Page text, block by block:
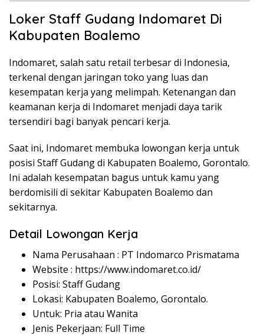
Loker Staff Gudang Indomaret Di
Kabupaten Boalemo
Indomaret, salah satu retail terbesar di Indonesia,
terkenal dengan jaringan toko yang luas dan
kesempatan kerja yang melimpah. Ketenangan dan
keamanan kerja di Indomaret menjadi daya tarik
tersendiri bagi banyak pencari kerja.
Saat ini, Indomaret membuka lowongan kerja untuk
posisi Staff Gudang di Kabupaten Boalemo, Gorontalo.
Ini adalah kesempatan bagus untuk kamu yang
berdomisili di sekitar Kabupaten Boalemo dan
sekitarnya.
Detail Lowongan Kerja
Nama Perusahaan : PT Indomarco Prismatama
Website : https://www.indomaret.co.id/
Posisi: Staff Gudang
Lokasi: Kabupaten Boalemo, Gorontalo.
Untuk: Pria atau Wanita
Jenis Pekerjaan: Full Time